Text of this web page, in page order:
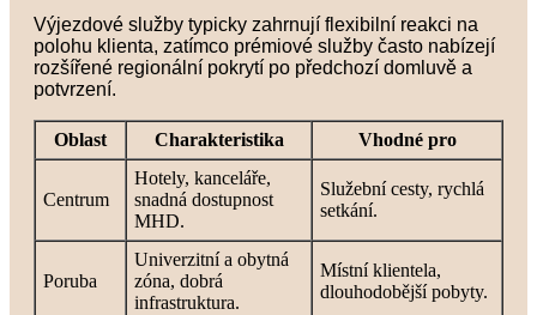
Výjezdové služby typicky zahrnují flexibilní reakci na
polohu klienta, zatímco prémiové služby často nabízejí
rozšířené regionální pokrytí po předchozí domluvě a
potvrzení.
Oblast Charakteristika Vhodné pro
Centrum
Hotely, kanceláře,
snadná dostupnost
MHD.
Služební cesty, rychlá
setkání.
Poruba
Univerzitní a obytná
zóna, dobrá
infrastruktura.
Místní klientela,
dlouhodobější pobyty.